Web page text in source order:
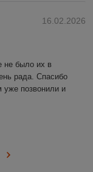
16.02.2026
не было их в
рада. Спасибо
позвонили и